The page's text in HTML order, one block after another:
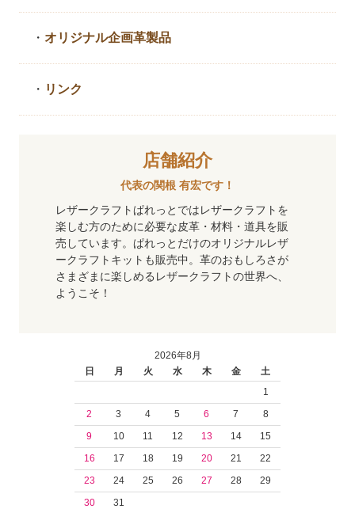
・ オリジナル企画革製品
・ リンク
店舗紹介
代表の関根 有宏です！
レザークラフトぱれっとではレザークラフトを
楽しむ方のために必要な皮革・材料・道具を販
売しています。ぱれっとだけのオリジナルレザ
ークラフトキットも販売中。革のおもしろさが
さまざまに楽しめるレザークラフトの世界へ、
ようこそ！
2026年8月
日
月 火 水 木 金
土
1
2
3 4 5 6 7
8
9
10 11 12 13 14
15
16
17 18 19 20 21
22
23
24 25 26 27 28
29
30
31